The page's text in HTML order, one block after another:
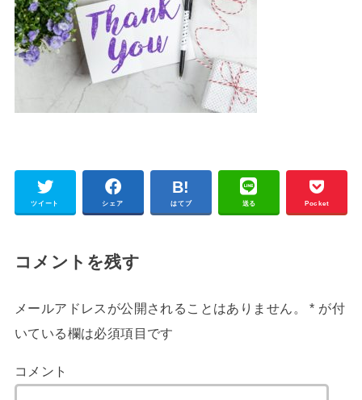
ツイート シェア はてブ 送る Pocket
コメントを残す
メールアドレスが公開されることはありません。 * が付
いている欄は必須項目です
コメント